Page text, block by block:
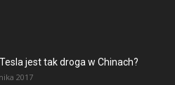
jest tak droga w Chinach?
2017